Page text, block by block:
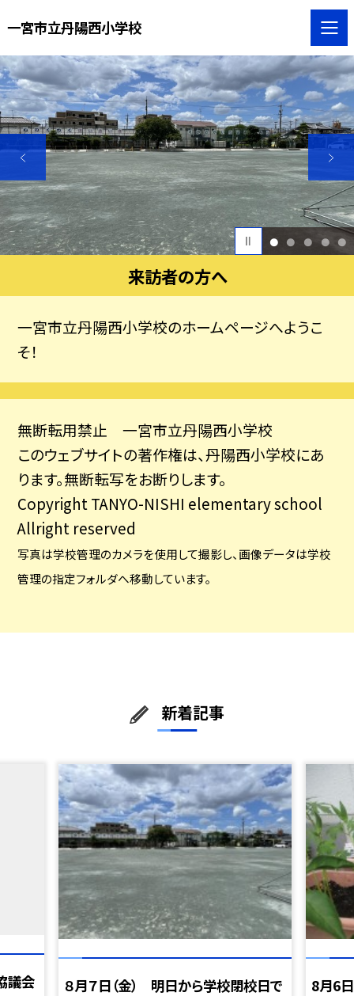
一宮市立丹陽西小学校
1 2 3 4 5
来訪者の方へ
一宮市立丹陽西小学校のホームページへようこ
そ！
無断転用禁止 一宮市立丹陽西小学校
このウェブサイトの著作権は、丹陽西小学校にあ
ります。無断転写をお断りします。
Copyright TANYO-NISHI elementary school
Allright reserved
写真は学校管理のカメラを使用して撮影し、画像データは学校
管理の指定フォルダへ移動しています。
新着記事
議会
８月７日（金） 明日から学校閉校日で
8月6